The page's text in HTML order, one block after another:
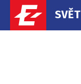
SVĚT